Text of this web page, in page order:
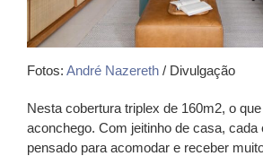
Fotos: André Nazereth / Divulgação
Nesta cobertura triplex de 160m2, o
aconchego. Com jeitinho de casa, cada
pensado para acomodar e receber